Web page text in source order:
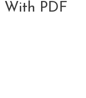
With PDF